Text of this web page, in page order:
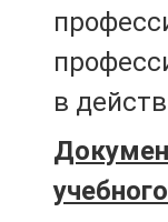
в